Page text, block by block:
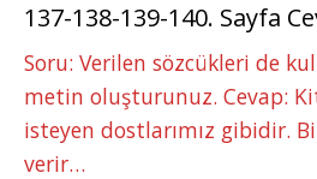
137-138-139-140. Sayfa
Soru: Verilen sözcükleri de
metin oluşturunuz. Cevap:
isteyen dostlarımız gibidir.
verir…